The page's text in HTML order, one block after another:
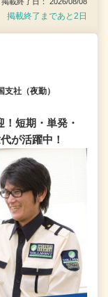
掲載終了まであと2日
社（夜勤）
！短期・単発・
が活躍中！